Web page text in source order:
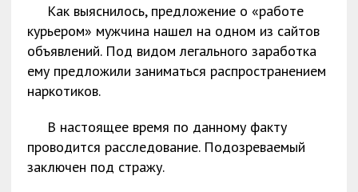
Как выяснилось, предложение о «работе
курьером» мужчина нашел на одном из сайтов
объявлений. Под видом легального заработка
ему предложили заниматься распространением
наркотиков.
В настоящее время по данному факту
проводится расследование. Подозреваемый
заключен под стражу.